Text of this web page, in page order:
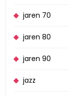
jaren 70
jaren 80
jaren 90
jazz